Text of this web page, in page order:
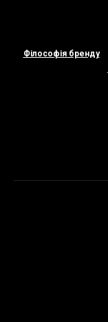
Філософія бренду